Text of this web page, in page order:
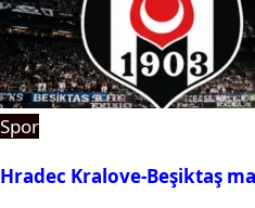
Spor
Hradec Kralove-Beşiktaş